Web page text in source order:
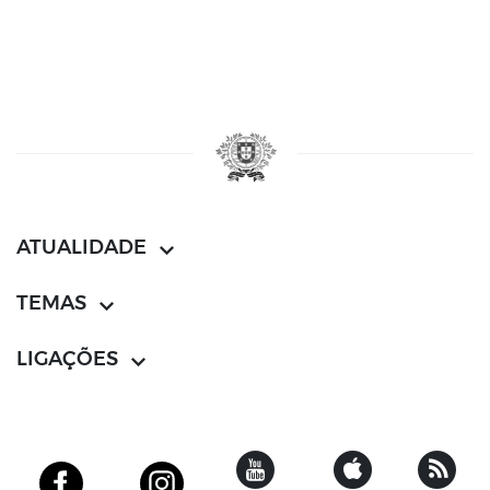
ATUALIDADE
TEMAS
LIGAÇÕES